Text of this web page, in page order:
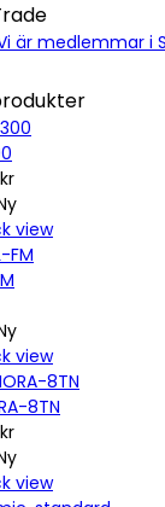
är medlemmar i
view
view
8TN
view